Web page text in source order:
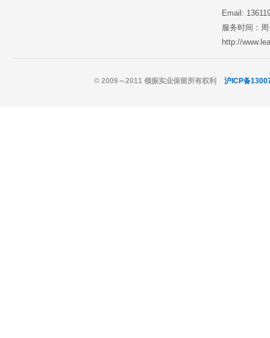
Email:
服务时间：
http://
© 2009～2011 领振实业保留所有权利 沪ICP备